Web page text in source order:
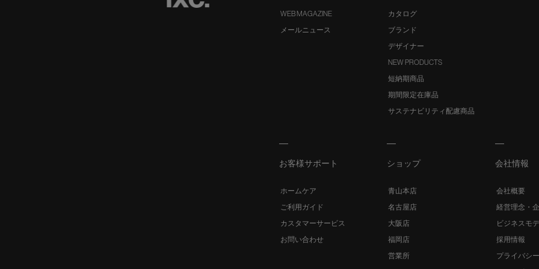
WEB MAGAZINE
メールニュース
カタログ
ブランド
デザイナー
NEW PRODUCTS
短納期商品
期間限定在庫品
サステナビリティ配慮商品
お客様サポート
ホームケア
ご利用ガイド
カスタマーサービス
お問い合わせ
ショップ
青山本店
名古屋店
大阪店
福岡店
営業所
会社情報
会社概要
経営理念・
ビジネスモ
採用情報
プライバシ